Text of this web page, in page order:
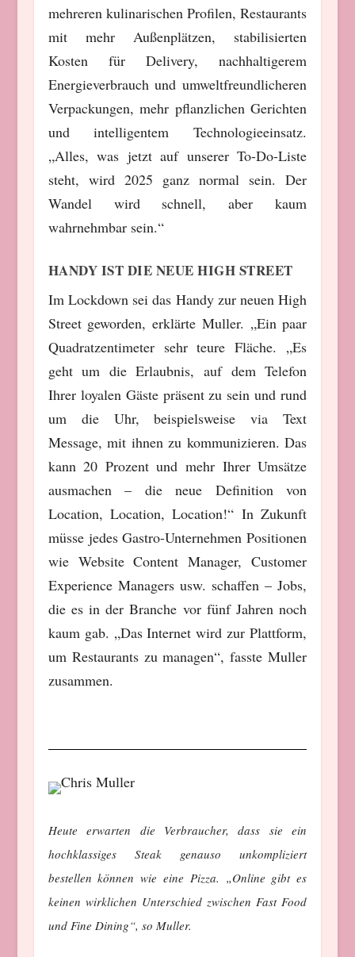
mehreren kulinarischen Profilen, Restaurants
mit mehr Außenplätzen, stabilisierten
Kosten für Delivery, nachhaltigerem
Energieverbrauch und umweltfreundlicheren
Verpackungen, mehr pflanzlichen Gerichten
und intelligentem Technologieeinsatz.
„Alles, was jetzt auf unserer To-Do-Liste
steht, wird 2025 ganz normal sein. Der
Wandel wird schnell, aber kaum
wahrnehmbar sein.“
HANDY IST DIE NEUE HIGH STREET
Im Lockdown sei das Handy zur neuen High
Street geworden, erklärte Muller. „Ein paar
Quadratzentimeter sehr teure Fläche. „Es
geht um die Erlaubnis, auf dem Telefon
Ihrer loyalen Gäste präsent zu sein und rund
um die Uhr, beispielsweise via Text
Message, mit ihnen zu kommunizieren. Das
kann 20 Prozent und mehr Ihrer Umsätze
ausmachen – die neue Definition von
Location, Location, Location!“ In Zukunft
müsse jedes Gastro-Unternehmen Positionen
wie Website Content Manager, Customer
Experience Managers usw. schaffen – Jobs,
die es in der Branche vor fünf Jahren noch
kaum gab. „Das Internet wird zur Plattform,
um Restaurants zu managen“, fasste Muller
zusammen.
Heute erwarten die Verbraucher, dass sie ein
hochklassiges Steak genauso unkompliziert
bestellen können wie eine Pizza. „Online gibt es
keinen wirklichen Unterschied zwischen Fast Food
und Fine Dining“, so Muller.